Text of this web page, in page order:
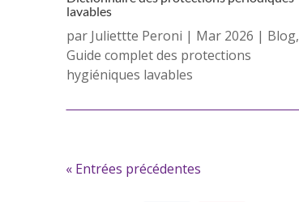
lavables
par Juliettte Peroni | Mar 2026 | Blog,
Guide complet des protections
hygiéniques lavables
« Entrées précédentes